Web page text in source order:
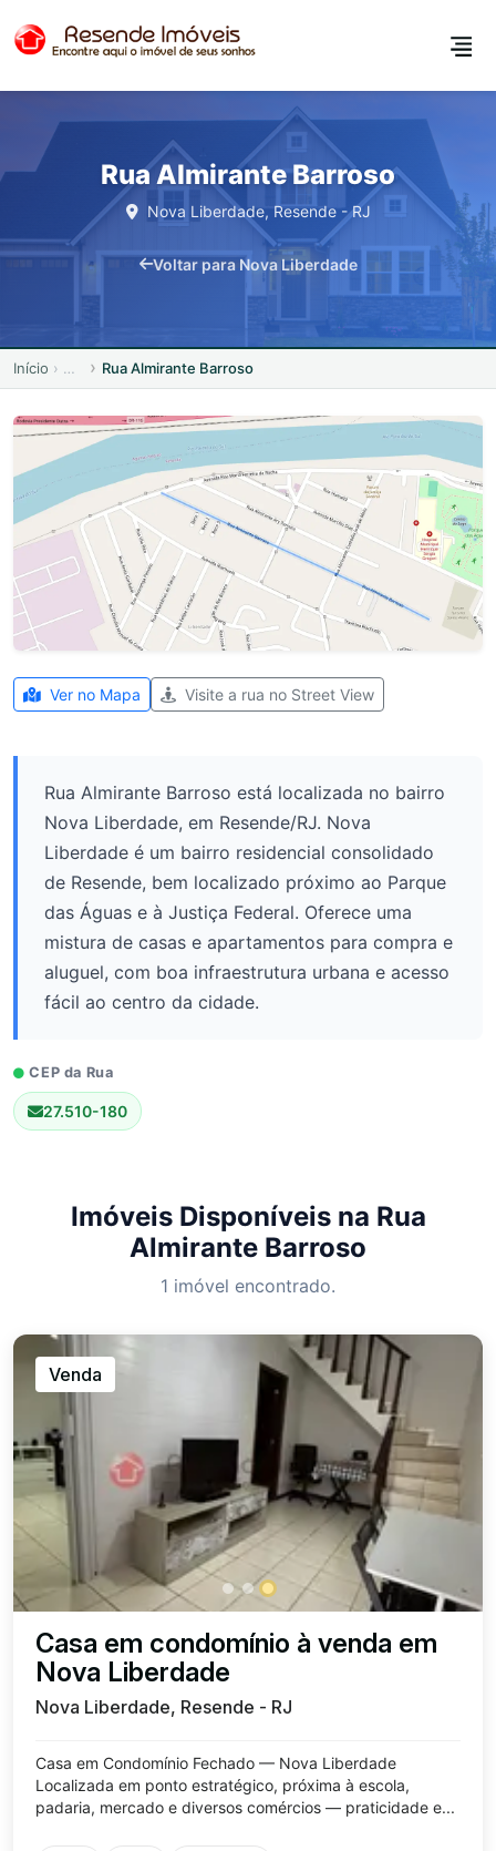
Rua Almirante Barroso
Nova Liberdade, Resende - RJ
Voltar para Nova Liberdade
Início Rua Almirante Barroso
Ver no Mapa Visite a rua no Street View
Rua Almirante Barroso está localizada no bairro
Nova Liberdade, em Resende/RJ. Nova
Liberdade é um bairro residencial consolidado
de Resende, bem localizado próximo ao Parque
das Águas e à Justiça Federal. Oferece uma
mistura de casas e apartamentos para compra e
aluguel, com boa infraestrutura urbana e acesso
fácil ao centro da cidade.
CEP da Rua
27.510-180
Imóveis Disponíveis na Rua
Almirante Barroso
1 imóvel encontrado.
Venda
Casa em condomínio à venda em
Nova Liberdade
Nova Liberdade, Resende - RJ
Casa em Condomínio Fechado — Nova Liberdade
Localizada em ponto estratégico, próxima à escola,
padaria, mercado e diversos comércios — praticidade e...